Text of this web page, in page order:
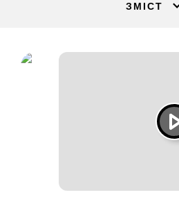
ЗМІСТ